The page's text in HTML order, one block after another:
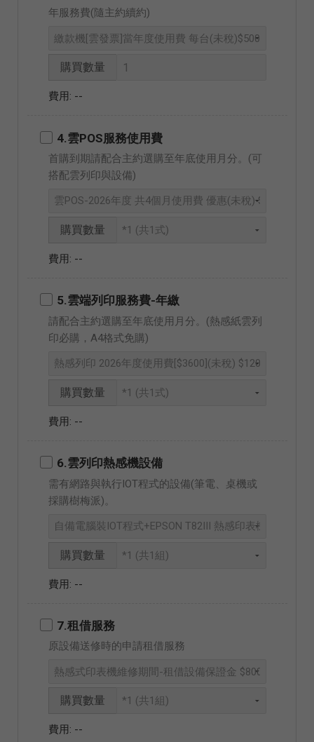
年服務費(隨主約續約)
購買數量
--
4.雲POS服務使用費
首購到期請配合主約選購至年底使用月分。(可
搭配雲列印與設備)
購買數量
--
5.雲端列印服務費-年繳
請配合主約選購至年底使用月分。(熱感紙雲列
印必購，A4格式免購)
購買數量
--
6.雲列印熱感機設備
需有網路與執行IOT程式的設備(筆電、桌機或
採購樹梅派)。
購買數量
--
7.租借服務
原設備送修時的申請租借服務
購買數量
--